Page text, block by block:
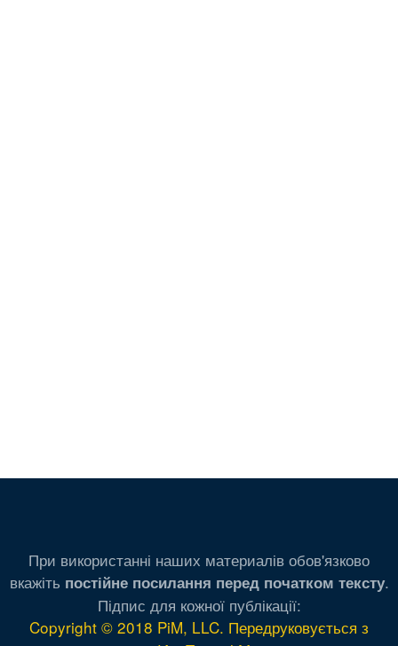
При використанні наших материалів обов'язково
вкажіть постійне посилання перед початком тексту.
Підпис для кожної публікації:
Copyright © 2018 PiM, LLC. Передруковується з